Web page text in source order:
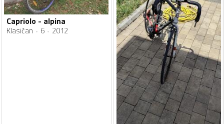
Capriolo - alpina
Klasičan 6 2012